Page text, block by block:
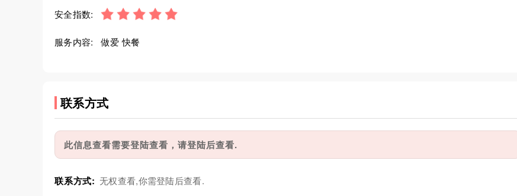
安全指数:
服务内容: 做爱 快餐
联系方式
此信息查看需要登陆查看，请登陆后查看.
联系方式: 无权查看,你需登陆后查看.